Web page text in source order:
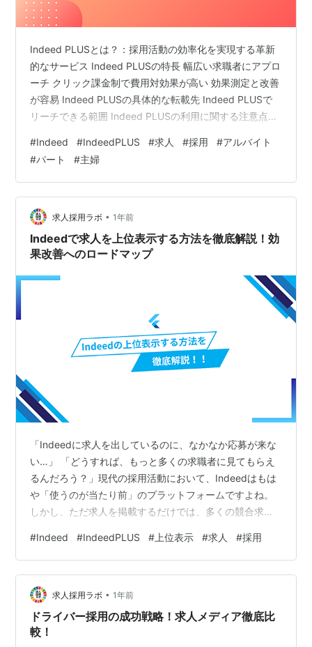
Indeed PLUSとは？：採用活動の効率化を実現する革新
的なサービス Indeed PLUSの特長 幅広い求職者にアプロ
ーチ クリック課金制で費用対効果が高い 効果測定と改善
が容易 Indeed PLUSの具体的な転載先 Indeed PLUSで
リーチできる範囲 Indeed PLUSの利用に関する注意点
た戦略的な採用活動 幅広い求職者にアプローチできる ク
リック課金制で無駄がない 効果測定と最適化が容易
Indeed PLUSの費用相場：職種、地域、競合状況によっ
て変動 職種別の費用対効果：成功事例と最適化のポイン
ト 営業職 …
#Indeed #IndeedPLUS #求人 #採用 #アルバイト
#パート #主婦
求人採用ラボ • 1年前
Indeedで求人を上位表示する方法を徹底解説！効
果改善へのロードマップ
「Indeedに求人を出しているのに、なかなか応募が来な
い…」 「どうすれば、もっと多くの求職者に見てもらえ
るんだろう？」現代の採用活動において、Indeedはもは
や「使うのが当たり前」のプラットフォームですよね。
しかし、ただ求人を掲載するだけでは、多くの競合求人
会を逃してしまう可能性があります。なぜなら、求職者
の多くはIndeedで検索上位に表示される求人から優先的
に見ていくからです。つまり、あなたの会社の求人が上
位に表示されなければ、優秀な人材との出会いを大きく
失ってしまうことになります。Indeedでの上位表示は、
単に求人の露出を増やすだ…
#Indeed #IndeedPLUS # 上位表示 #求人 #採用
求人採用ラボ • 1年前
ドライバー採用の成功戦略！求人メディア徹底比
較！